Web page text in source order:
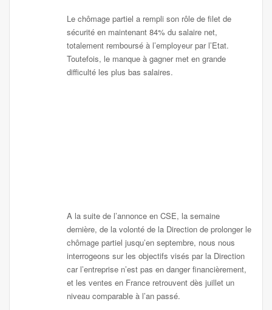
Le chômage partiel a rempli son rôle de filet de
sécurité en maintenant 84% du salaire net,
totalement remboursé à l’employeur par l’Etat.
Toutefois, le manque à gagner met en grande
difficulté les plus bas salaires.
A la suite de l’annonce en CSE, la semaine
dernière, de la volonté de la Direction de prolonger le
chômage partiel jusqu’en septembre, nous nous
interrogeons sur les objectifs visés par la Direction
car l’entreprise n’est pas en danger financièrement,
et les ventes en France retrouvent dès juillet un
niveau comparable à l’an passé.